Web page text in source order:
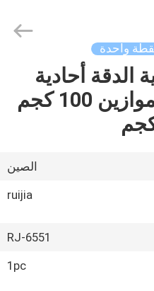
واحدة
الدقة أحادية
النقطة لحساب الموازين 100 كجم
الصين
ruijia
RJ-6551
1pc